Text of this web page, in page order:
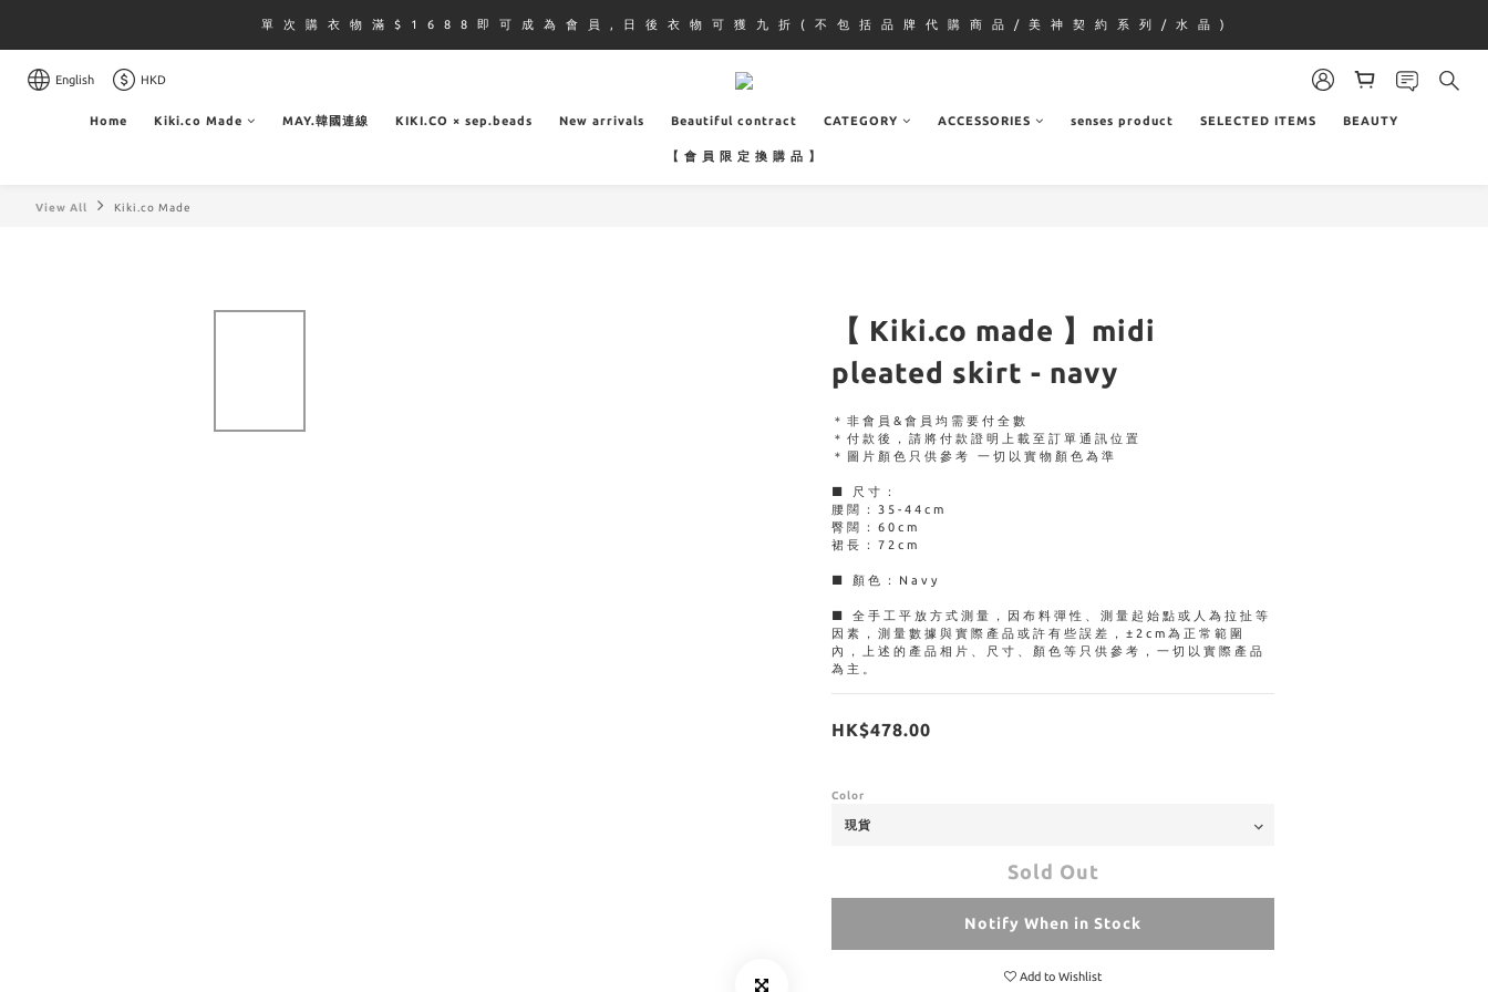
單 次 購 衣 物 滿 $ 1 6 8 8 即 可 成 為 會 員 , 日 後 衣 物 可 獲 九 折 ( 不 包 括 品 牌 代 購 商 品 / 美 神 契 約 系 列 / 水 晶 )
English HKD
Home Kiki.co Made MAY.韓國連線 KIKI.CO × sep.beads New arrivals Beautiful contract CATEGORY ACCESSORIES senses product SELECTED ITEMS BEAUTY
【 會 員 限 定 換 購 品 】
View All Kiki.co Made
【 Kiki.co made 】midi
pleated skirt - navy
＊非會員&會員均需要付全數
＊付款後，請將付款證明上載至訂單通訊位置
＊圖片顏色只供參考 一切以實物顏色為準
■ 尺寸：
腰闊：35-44cm
臀闊：60cm
裙長：72cm
■ 顏色：Navy
■ 全手工平放方式測量，因布料彈性、測量起始點或人為拉扯等
因素，測量數據與實際產品或許有些誤差，±2cm為正常範圍
內，上述的產品相片、尺寸、顏色等只供參考，一切以實際產品
為主。
HK$478.00
Color
Sold Out
Notify When in Stock
Add to Wishlist